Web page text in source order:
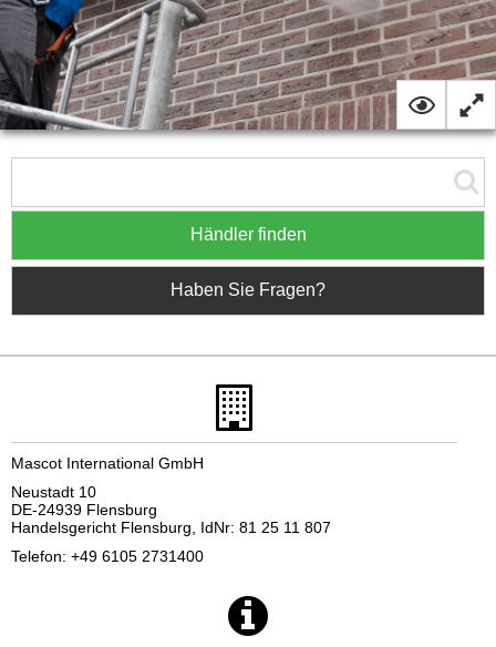
Händler finden
Haben Sie Fragen?
Mascot International GmbH
Neustadt 10
DE-24939 Flensburg
Handelsgericht Flensburg, IdNr: 81 25 11 807
Telefon: +49 6105 2731400